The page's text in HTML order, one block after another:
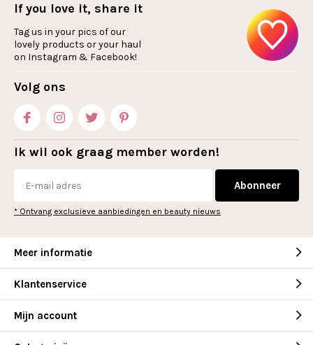
If you love it, share it
Tag us in your pics of our
lovely products or your haul
on Instagram & Facebook!
Volg ons
Ik wil ook graag member worden!
Abonneer
* Ontvang exclusieve aanbiedingen en beauty nieuws
Meer informatie
Klantenservice
Mijn account